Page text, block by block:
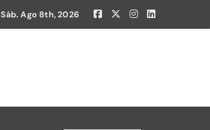
Sáb. Ago 8th, 2026